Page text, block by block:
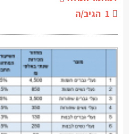
1 הגיב/ה